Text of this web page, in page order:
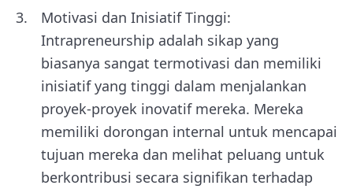
Motivasi dan Inisiatif Tinggi:
Intrapreneurship adalah sikap yang
biasanya sangat termotivasi dan memiliki
inisiatif yang tinggi dalam menjalankan
proyek-proyek inovatif mereka. Mereka
memiliki dorongan internal untuk mencapai
tujuan mereka dan melihat peluang untuk
berkontribusi secara signifikan terhadap